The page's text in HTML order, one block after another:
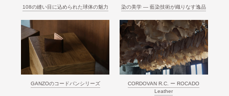
108の縫い目に込められた球体の魅力 染の美学 ― 藍染技術が織りなす逸品
GANZOのコードバンシリーズ
CORDOVAN R.C. ー ROCADO
Leather